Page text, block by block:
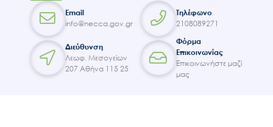
Email
info@necca.gov.gr
Τηλέφωνο
2108089271
Διεύθυνση
Λεωφ. Μεσογείων
207 Αθήνα 115 25
Φόρμα
Επικοινωνίας
Επικοινωνήστε μαζί
μας